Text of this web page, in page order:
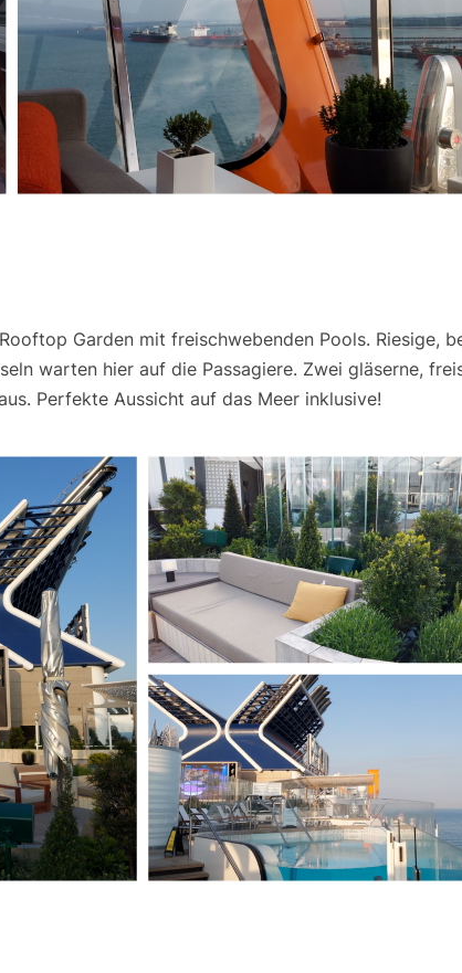
Garden mit freischwebenden Pools. Riesige,
warten hier auf die Passagiere. Zwei gläserne,
Perfekte Aussicht auf das Meer inklusive!